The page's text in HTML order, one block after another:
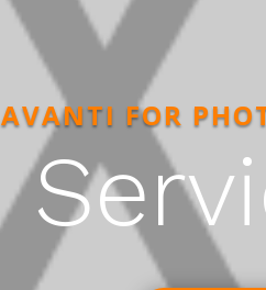
AVANTI FOR